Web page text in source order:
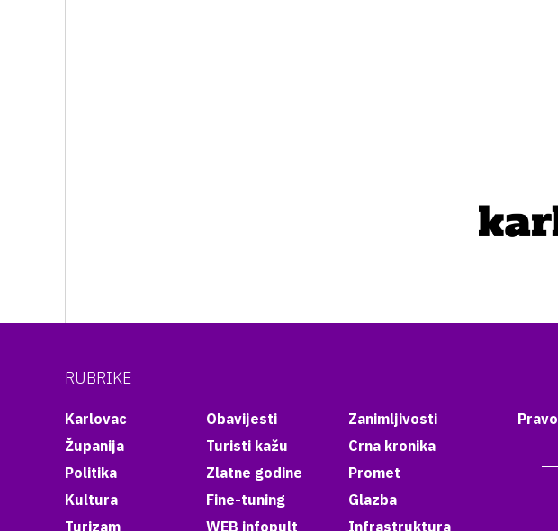
RUBRIKE
Karlovac
Županija
Politika
Kultura
Turizam
Obavijesti
Turisti kažu
Zlatne godine
Fine-tuning
WEB infopult
Zanimljivosti
Crna kronika
Promet
Glazba
Infrastruktura